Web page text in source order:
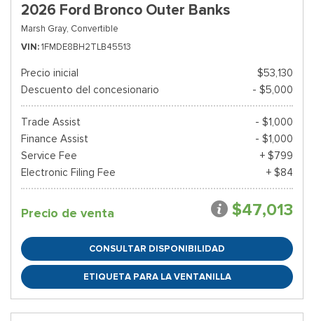
2026 Ford Bronco Outer Banks
Marsh Gray, Convertible
VIN 1FMDE8BH2TLB45513
Precio inicial
$53,130
Descuento del concesionario
- $5,000
Trade Assist
- $1,000
Finance Assist
- $1,000
Service Fee
+ $799
Electronic Filing Fee
+ $84
Precio de venta $47,013
CONSULTAR DISPONIBILIDAD
ETIQUETA PARA LA VENTANILLA